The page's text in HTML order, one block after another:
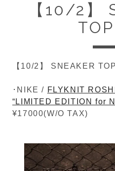
【10/2】
【10/2】 SNEAKER
･NIKE / FLYKNIT
“LIMITED EDITION for
¥17000(W/O TAX)